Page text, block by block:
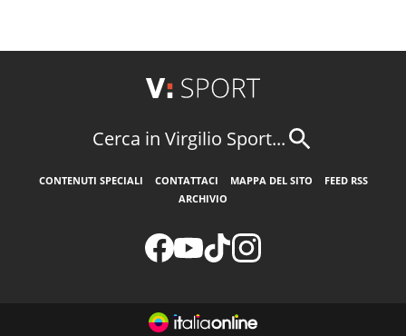
Cerca in Virgilio Sport...
CONTENUTI SPECIALI CONTATTACI MAPPA DEL SITO
FEED RSS
ARCHIVIO